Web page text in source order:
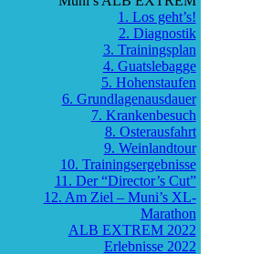
1. Los geht’s!
2. Diagnostik
3. Trainingsplan
4. Guatslebagge
5. Hohenstaufen
6. Grundlagenausdauer
7. Krankenbesuch
8. Osterausfahrt
9. Weinlandtour
10. Trainingsergebnisse
11. Der “Director’s Cut”
12. Am Ziel – Muni’s XL-
Marathon
ALB EXTREM 2022
Erlebnisse 2022